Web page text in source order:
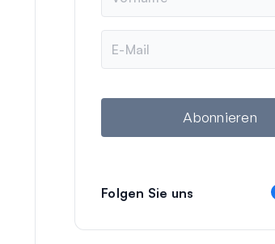
m
e
M
i
Abonnieren
Folgen Sie uns